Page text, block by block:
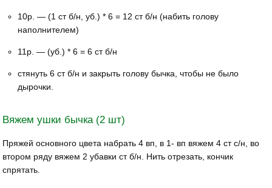
10р. — (1 ст б/н, уб.) * 6 = 12 ст б/н (набить голову
наполнителем)
11р. — (уб.) * 6 = 6 ст б/н
стянуть 6 ст б/н и закрыть голову бычка, чтобы не было
дырочки.
Вяжем ушки бычка (2 шт)
Пряжей основного цвета набрать 4 вп, в 1- вп вяжем 4 ст с/н, во
втором ряду вяжем 2 убавки ст б/н. Нить отрезать, кончик
спрятать.